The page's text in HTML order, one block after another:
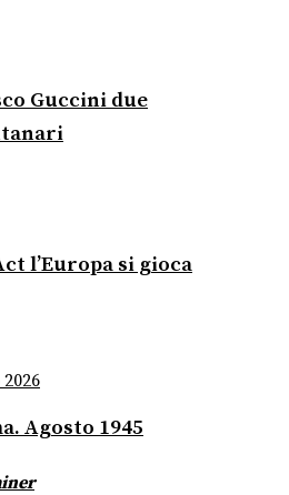
Guccini due
l’Europa si gioca
Agosto 1945